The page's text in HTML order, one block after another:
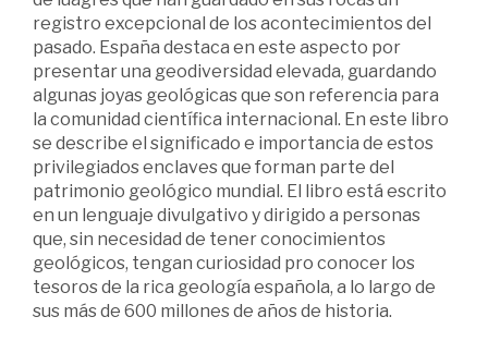
registro excepcional de los acontecimientos del
pasado. España destaca en este aspecto por
presentar una geodiversidad elevada, guardando
algunas joyas geológicas que son referencia para
la comunidad científica internacional. En este libro
se describe el significado e importancia de estos
privilegiados enclaves que forman parte del
patrimonio geológico mundial. El libro está escrito
en un lenguaje divulgativo y dirigido a personas
que, sin necesidad de tener conocimientos
geológicos, tengan curiosidad pro conocer los
tesoros de la rica geología española, a lo largo de
sus más de 600 millones de años de historia.